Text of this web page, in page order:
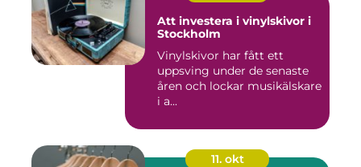
Att investera i vinylskivor i
Stockholm
Vinylskivor har fått ett
uppsving under de senaste
åren och lockar musikälskare
i a...
11. okt